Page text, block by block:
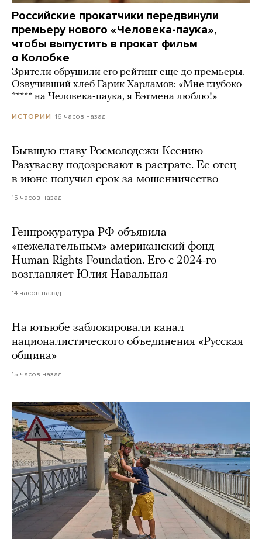
Российские прокатчики передвинули
премьеру нового «Человека-паука»,
чтобы выпустить в прокат фильм
о Колобке
Зрители обрушили его рейтинг еще до премьеры.
Озвучивший хлеб Гарик Харламов: «Мне глубоко
***** на Человека-паука, я Бэтмена люблю!»
ИСТОРИИ 16 часов назад
Бывшую главу Росмолодежи Ксению
Разуваеву подозревают в растрате. Ее отец
в июне получил срок за мошенничество
15 часов назад
Генпрокуратура РФ объявила
«нежелательным» американский фонд
Human Rights Foundation. Его с 2024-го
возглавляет Юлия Навальная
14 часов назад
На ютьюбе заблокировали канал
националистического объединения «Русская
община»
15 часов назад